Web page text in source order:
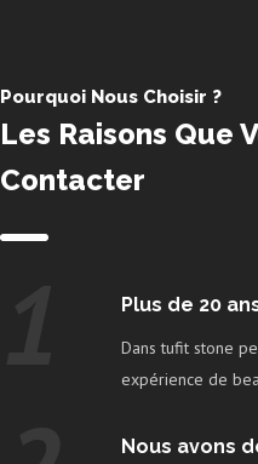
Pourquoi Nous Choisir ?
Les Raisons Que
Contacter
Plus de 20
Dans tufit stone
expérience de
Nous avons